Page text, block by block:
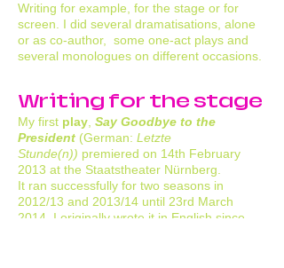
Writing for example, for the stage or for
screen. I did several dramatisations, alone
or as co-author, some one-act plays and
several monologues on different occasions.
Writing for the stage
My first play Say Goodbye to the
President (German: Letzte
Stunde(n)) premiered on 14th February
2013 at the Staatstheater Nürnberg.
It ran successfully for two seasons in
2012/13 and 2013/14 until 23rd March
2014. I originally wrote it in English since